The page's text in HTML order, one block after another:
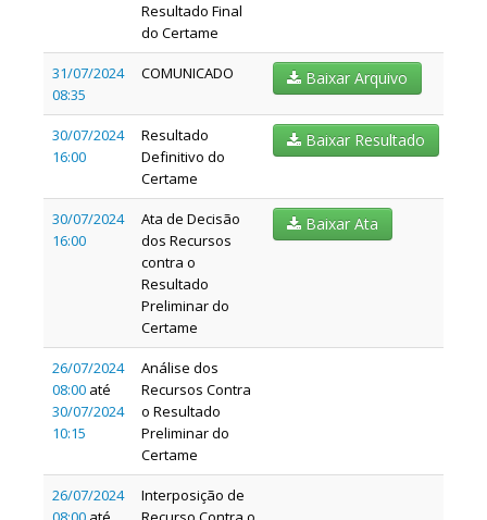
Resultado Final
do Certame
31/07/2024
08:35
COMUNICADO Baixar Arquivo
30/07/2024
16:00
Resultado
Definitivo do
Certame
Baixar Resultado
30/07/2024
16:00
Ata de Decisão
dos Recursos
contra o
Resultado
Preliminar do
Certame
Baixar Ata
26/07/2024
08:00 até
30/07/2024
10:15
Análise dos
Recursos Contra
o Resultado
Preliminar do
Certame
26/07/2024
Interposição de